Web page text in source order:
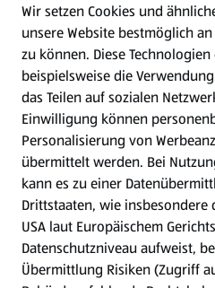
WhatsApp
Gewinnspiele
Mein HOFER. Meine Einkäufe.
Meine Meinung. Mein HOFER.
Gutscheingroßbestellung
(öffnet in einem neuen Tab)
Folge uns hier:
Wir setzen Cookies und
unsere Website bestmöglich
zu können. Diese
beispielsweise die
das Teilen auf sozialen
Einwilligung können
Personalisierung von
übermittelt werden. Bei
kann es zu einer
Drittstaaten, wie insbesondere
USA laut Europäischem
Datenschutzniveau aufweist,
Übermittlung Risiken (Zugriff